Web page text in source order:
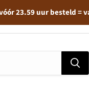
23.59 uur besteld =